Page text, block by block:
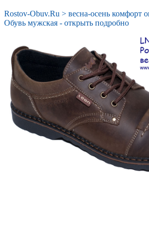
Rostov-Obuv.Ru > весна-осень комфорт
Обувь мужская - открыть подробно